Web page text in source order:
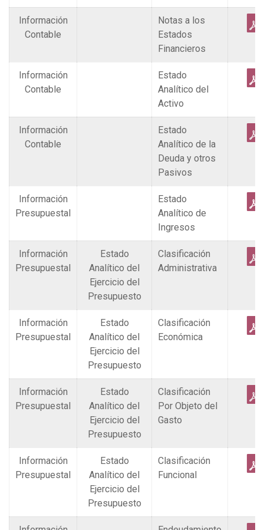
Información
Contable
Notas a los
Estados
Financieros
Información
Contable
Estado
Analítico del
Activo
Información
Contable
Estado
Analítico de la
Deuda y otros
Pasivos
Información
Presupuestal
Estado
Analítico de
Ingresos
Información
Presupuestal
Estado
Analítico del
Ejercicio del
Presupuesto
Clasificación
Administrativa
Información
Presupuestal
Estado
Analítico del
Ejercicio del
Presupuesto
Clasificación
Económica
Información
Presupuestal
Estado
Analítico del
Ejercicio del
Presupuesto
Clasificación
Por Objeto del
Gasto
Información
Presupuestal
Estado
Analítico del
Ejercicio del
Presupuesto
Clasificación
Funcional